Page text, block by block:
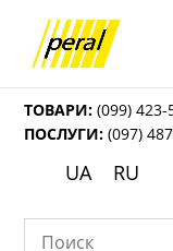
ТОВАРИ: (099) 423-
ПОСЛУГИ: (097)
UA RU